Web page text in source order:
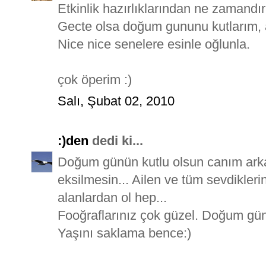
Etkinlik hazırlıklarından ne
Gecte olsa doğum gununu kutlarım,
Nice nice senelere esinle oğlunla.
çok öperim :)
Salı, Şubat 02, 2010
:)den dedi ki...
Doğum günün kutlu olsun canım
eksilmesin... Ailen ve tüm
alanlardan ol hep...
Fooğraflarınız çok güzel. Doğum
Yaşını saklama bence:)